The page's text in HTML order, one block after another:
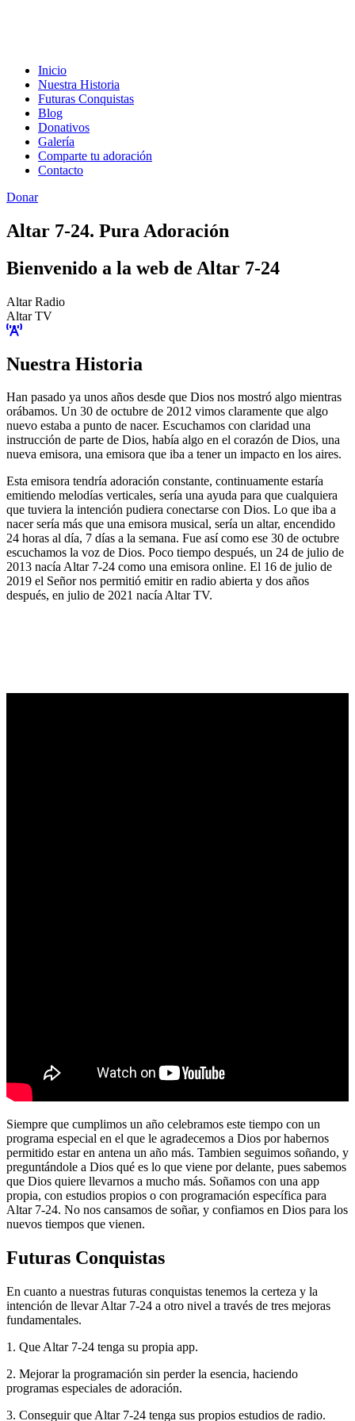
Inicio
Nuestra Historia
Futuras Conquistas
Blog
Donativos
Galería
Comparte tu adoración
Contacto
Donar
Altar 7-24. Pura Adoración
Bienvenido a la web de Altar 7-24
Altar Radio
Altar TV
Nuestra Historia
Han pasado ya unos años desde que Dios nos mostró algo mientras
orábamos. Un 30 de octubre de 2012 vimos claramente que algo
nuevo estaba a punto de nacer. Escuchamos con claridad una
instrucción de parte de Dios, había algo en el corazón de Dios, una
nueva emisora, una emisora que iba a tener un impacto en los aires.
Esta emisora tendría adoración constante, continuamente estaría
emitiendo melodías verticales, sería una ayuda para que cualquiera
que tuviera la intención pudiera conectarse con Dios. Lo que iba a
nacer sería más que una emisora musical, sería un altar, encendido
24 horas al día, 7 días a la semana. Fue así como ese 30 de octubre
escuchamos la voz de Dios. Poco tiempo después, un 24 de julio de
2013 nacía Altar 7-24 como una emisora online. El 16 de julio de
2019 el Señor nos permitió emitir en radio abierta y dos años
después, en julio de 2021 nacía Altar TV.
Siempre que cumplimos un año celebramos este tiempo con un
programa especial en el que le agradecemos a Dios por habernos
permitido estar en antena un año más. Tambien seguimos soñando, y
preguntándole a Dios qué es lo que viene por delante, pues sabemos
que Dios quiere llevarnos a mucho más. Soñamos con una app
propia, con estudios propios o con programación específica para
Altar 7-24. No nos cansamos de soñar, y confiamos en Dios para los
nuevos tiempos que vienen.
Futuras Conquistas
En cuanto a nuestras futuras conquistas tenemos la certeza y la
intención de llevar Altar 7-24 a otro nivel a través de tres mejoras
fundamentales.
1. Que Altar 7-24 tenga su propia app.
2. Mejorar la programación sin perder la esencia, haciendo
programas especiales de adoración.
3. Conseguir que Altar 7-24 tenga sus propios estudios de radio.